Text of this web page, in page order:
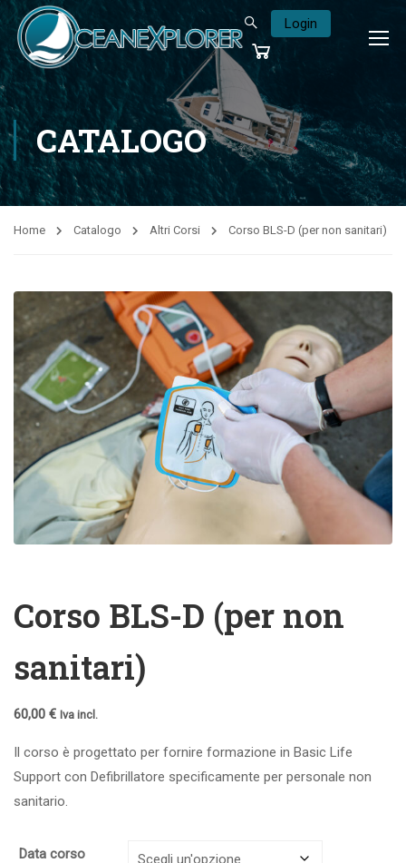
Login
CATALOGO
Home Catalogo Altri Corsi Corso BLS-D (per non sanitari)
Corso BLS-D (per non
sanitari)
60,00 € Iva incl.
Il corso è progettato per fornire formazione in Basic Life
Support con Defibrillatore specificamente per personale non
sanitario.
Data corso